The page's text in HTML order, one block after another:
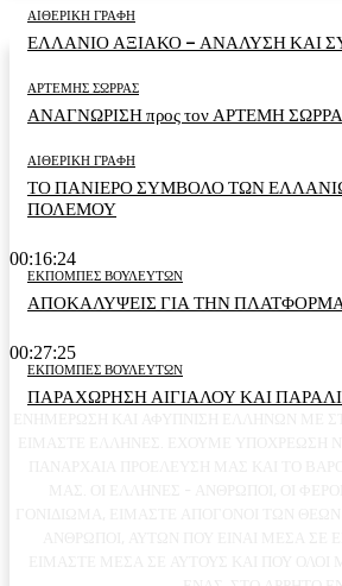
ΑΙΘΕΡΙΚΗ ΓΡΑΦΗ
ΕΛΛΑΝΙΟ ΑΞΙΑΚΟ – ΑΝΑΛΥΣΗ ΚΑΙ
ΑΡΤΕΜΗΣ ΣΩΡΡΑΣ
ΑΝΑΓΝΩΡΙΣΗ προς τον ΑΡΤΕΜΗ ΣΩΡΡΑ
ΑΙΘΕΡΙΚΗ ΓΡΑΦΗ
ΤΟ ΠΑΝΙΕΡΟ ΣΥΜΒΟΛΟ ΤΩΝ
ΠΟΛΕΜΟΥ
00:16:24
ΕΚΠΟΜΠΕΣ ΒΟΥΛΕΥΤΩΝ
ΑΠΟΚΑΛΥΨΕΙΣ ΓΙΑ ΤΗΝ
00:27:25
ΕΚΠΟΜΠΕΣ ΒΟΥΛΕΥΤΩΝ
ΠΑΡΑΧΩΡΗΣΗ ΑΙΓΙΑΛΟΥ ΚΑΙ